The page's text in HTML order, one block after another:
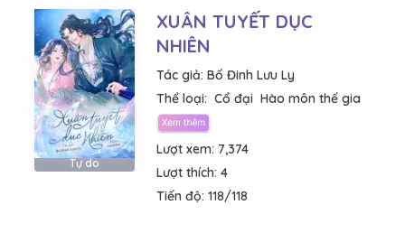
Tự do
XUÂN TUYẾT DỤC
NHIÊN
Tác giả: Bố Đinh Lưu Ly
Thể loại: Cổ đại Hào môn thế gia
Lượt xem: 7,374
Lượt thích: 4
Tiến độ: 118/118